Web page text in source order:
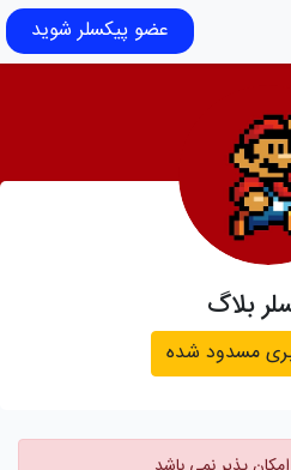
عضو پیکسلر شوید
بلاگ
مسدود شده